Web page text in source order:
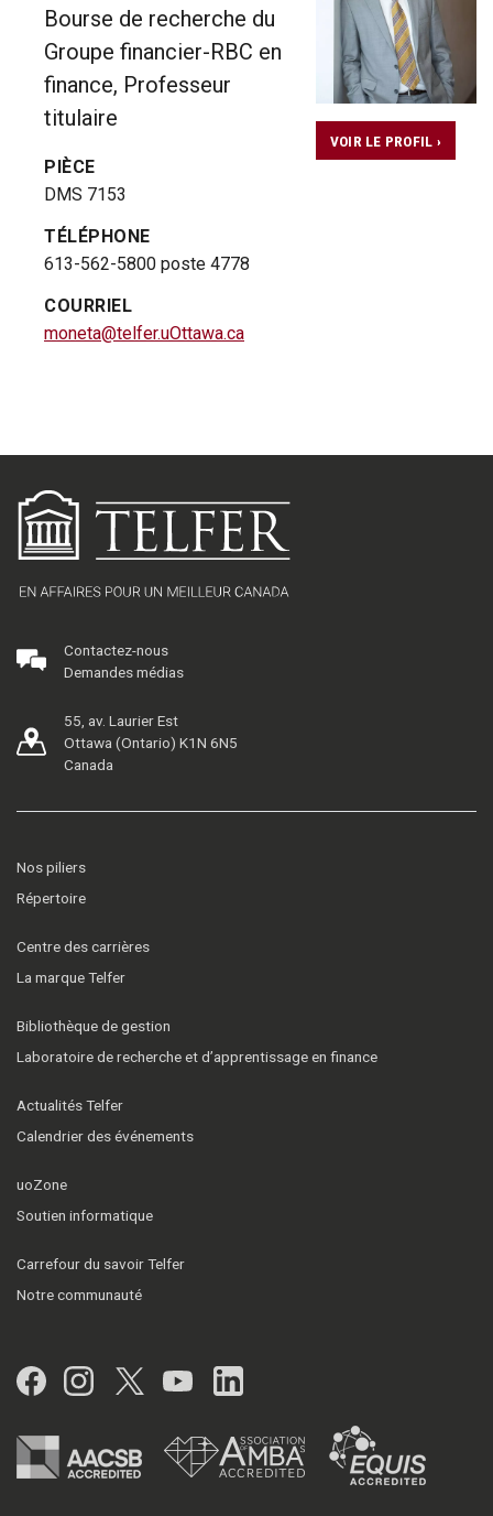
Bourse de recherche du
Groupe financier-RBC en
finance, Professeur
titulaire
PIÈCE
DMS 7153
TÉLÉPHONE
613-562-5800 poste 4778
COURRIEL
moneta@telfer.uOttawa.ca
VOIR LE PROFIL ›
Contactez-nous
Demandes médias
55, av. Laurier Est
Ottawa (Ontario) K1N 6N5
Canada
Nos piliers
Répertoire
Centre des carrières
La marque Telfer
Bibliothèque de gestion
Laboratoire de recherche et d’apprentissage en finance
Actualités Telfer
Calendrier des événements
uoZone
Soutien informatique
Carrefour du savoir Telfer
Notre communauté
Facebook
Instagram
Twitter
YouTubeLinkedIn